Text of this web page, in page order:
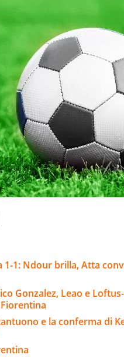
1: Ndour brilla, Atta
Gonzalez, Leao e
e la conferma di